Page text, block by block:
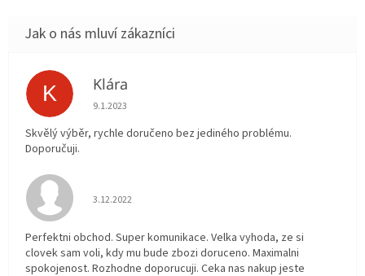
K Klára
Hodnocení obchodu je 5 z 5 hvězdiček.
9.1.2023
Skvělý výběr, rychle doručeno bez jediného problému.
Doporučuji.
Hodnocení obchodu je 5 z 5 hvězdiček.
3.12.2022
Perfektni obchod. Super komunikace. Velka vyhoda, ze si
clovek sam voli, kdy mu bude zbozi doruceno. Maximalni
spokojenost. Rozhodne doporucuji. Ceka nas nakup jeste